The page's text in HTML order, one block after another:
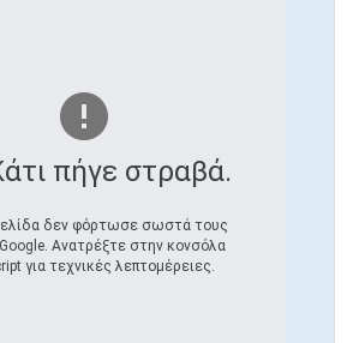
πήγε στραβά.
δεν φόρτωσε σωστά τους
Ανατρέξτε στην κονσόλα
για τεχνικές λεπτομέρειες.